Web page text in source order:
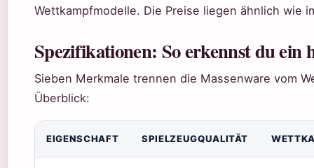
Wettkampfmodelle. Die Preise liegen ähnlich wie
Spezifikationen: So erkennst du ein
Sieben Merkmale trennen die Massenware vom
Überblick:
EIGENSCHAFT SPIELZEUGQUALITÄT